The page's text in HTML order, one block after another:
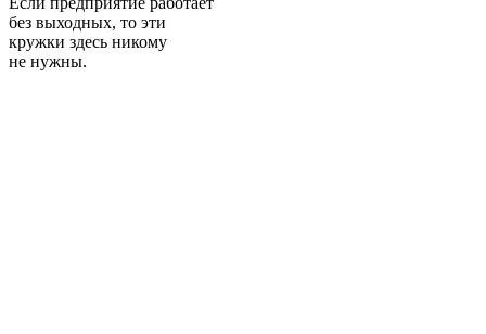
без выходных, то эти
кружки здесь никому
не нужны.